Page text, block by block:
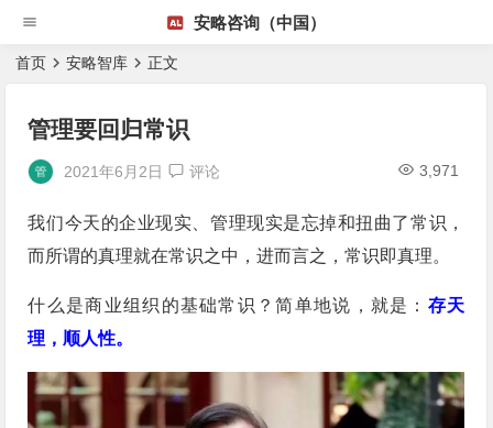
安略咨询（中国）
首页 安略智库 正文
管理要回归常识
2021年6月2日 评论 3,971
我们今天的企业现实、管理现实是忘掉和扭曲了常识，
而所谓的真理就在常识之中，进而言之，常识即真理。
什么是商业组织的基础常识？简单地说，就是： 存天
理，顺人性。